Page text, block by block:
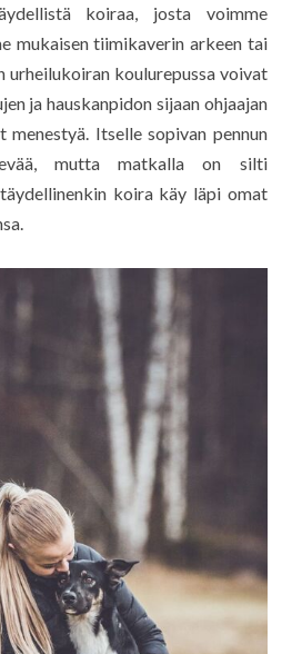
koiraa, josta voimme
mukaisen tiimikaverin arkeen tai
urheilukoiran koulurepussa voivat
ja hauskanpidon sijaan ohjaajan
Itselle sopivan pennun
mutta matkalla on silti
koira käy läpi omat